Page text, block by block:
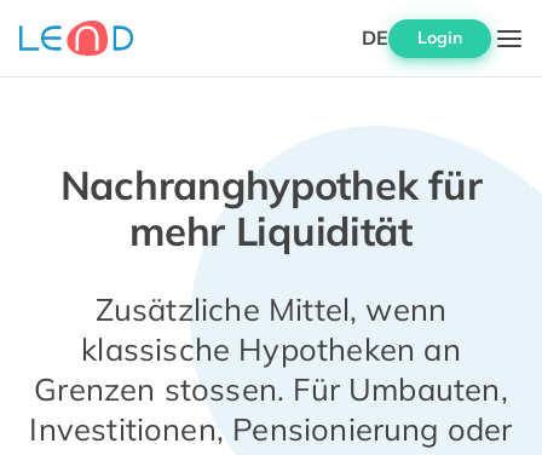
DE Login
Nachranghypothek für
mehr Liquidität
Zusätzliche Mittel, wenn
klassische Hypotheken an
Grenzen stossen. Für Umbauten,
Investitionen, Pensionierung oder